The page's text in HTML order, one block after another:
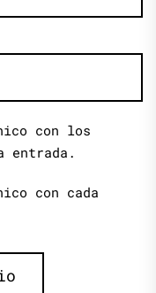
con los
entrada.
con cada